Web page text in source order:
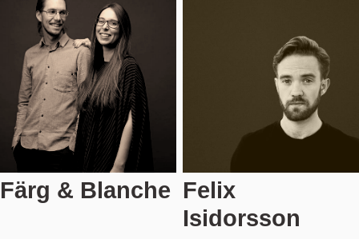
Färg & Blanche Felix
Isidorsson